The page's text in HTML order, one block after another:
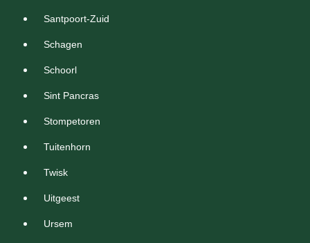
Santpoort-Zuid
Schagen
Schoorl
Sint Pancras
Stompetoren
Tuitenhorn
Twisk
Uitgeest
Ursem